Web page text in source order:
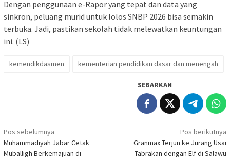
Dengan penggunaan e-Rapor yang tepat dan data yang
sinkron, peluang murid untuk lolos SNBP 2026 bisa semakin
terbuka. Jadi, pastikan sekolah tidak melewatkan keuntungan
ini. (LS)
kemendikdasmen kementerian pendidikan dasar dan menengah
SEBARKAN
Navigasi
pos
Pos sebelumnya
Muhammadiyah Jabar Cetak
Muballigh Berkemajuan di
Pos berikutnya
Granmax Terjun ke Jurang Usai
Tabrakan dengan Elf di Salawu